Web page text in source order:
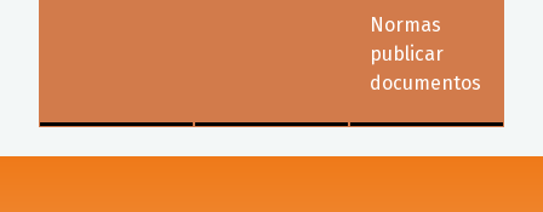
Normas
publicar
documentos